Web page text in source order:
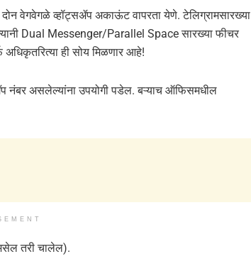
वेगवेगळे व्हॉट्सॲप अकाऊंट वापरता येणे. टेलिग्रामसारख्या
Dual Messenger/Parallel Space सारख्या फीचर
ही सोय मिळणार आहे!
नंबर असलेल्यांना उपयोगी पडेल. बऱ्याच ऑफिसमधील
तरी चालेल).